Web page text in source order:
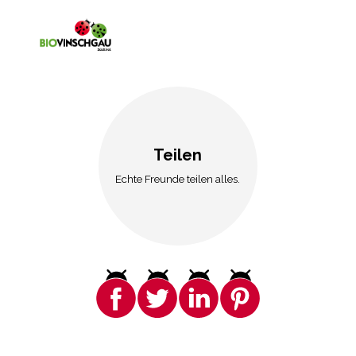
Teilen
Echte Freunde teilen alles.